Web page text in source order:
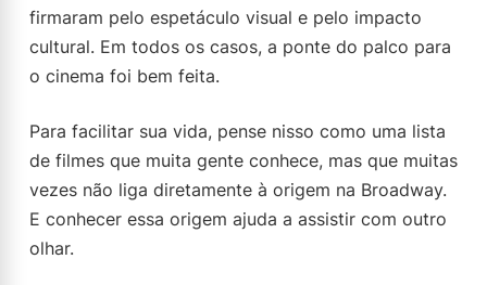
firmaram pelo espetáculo visual e pelo impacto
cultural. Em todos os casos, a ponte do palco para
o cinema foi bem feita.
Para facilitar sua vida, pense nisso como uma lista
de filmes que muita gente conhece, mas que muitas
vezes não liga diretamente à origem na Broadway.
E conhecer essa origem ajuda a assistir com outro
olhar.